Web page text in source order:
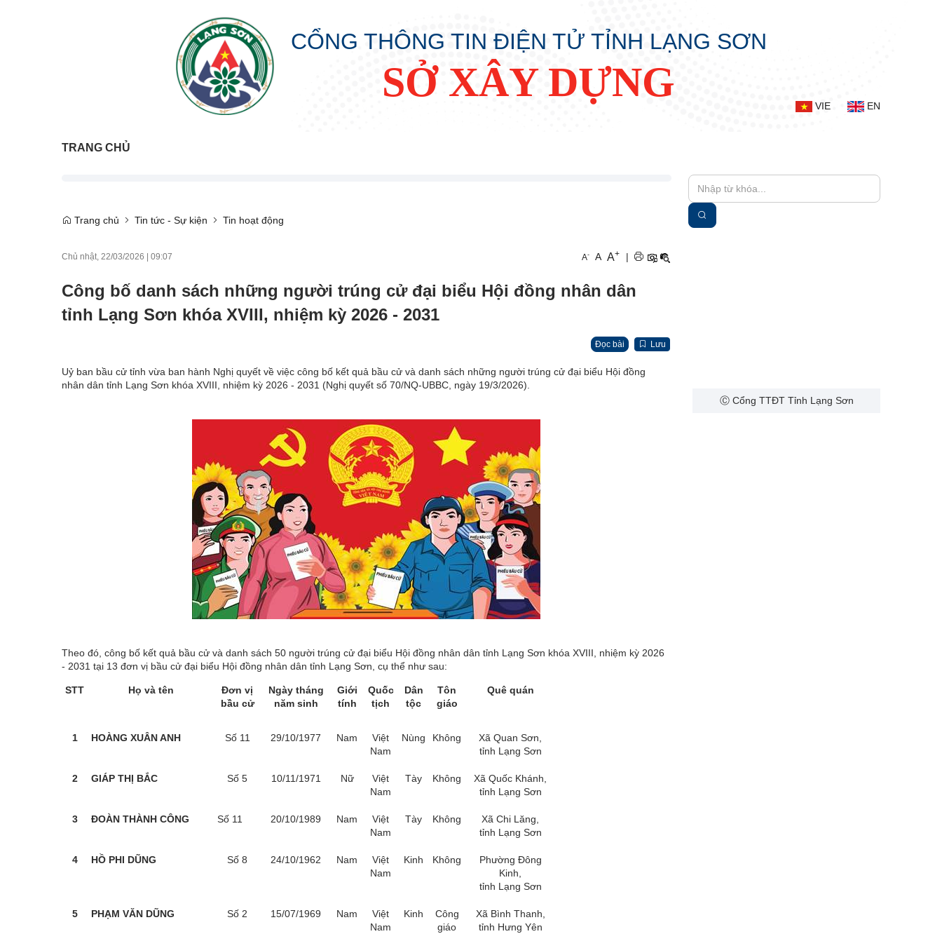
CỔNG THÔNG TIN ĐIỆN TỬ TỈNH LẠNG SƠN
SỞ XÂY DỰNG
VIE EN
TRANG CHỦ
Trang chủ Tin tức - Sự kiện Tin hoạt động
Chủ nhật, 22/03/2026 | 09:07 A- A A+ |
Công bố danh sách những người trúng cử đại biểu Hội đồng nhân dân
tỉnh Lạng Sơn khóa XVIII, nhiệm kỳ 2026 - 2031
Đọc bài Lưu
Uỷ ban bầu cử tỉnh vừa ban hành Nghị quyết về việc công bố kết quả bầu cử và danh sách những người trúng cử đại biểu Hội đồng
nhân dân tỉnh Lạng Sơn khóa XVIII, nhiệm kỳ 2026 - 2031 (Nghị quyết số 70/NQ-UBBC, ngày 19/3/2026).
Theo đó, công bố kết quả bầu cử và danh sách 50 người trúng cử đại biểu Hội đồng nhân dân tỉnh Lạng Sơn khóa XVIII, nhiệm kỳ 2026
- 2031 tại 13 đơn vị bầu cử đại biểu Hội đồng nhân dân tỉnh Lạng Sơn, cụ thể như sau:
STT Họ và tên
Đơn vị
bầu cử
Ngày tháng
năm sinh
Giới
tính
Quốc
tịch
Dân
tộc
Tôn
giáo
Quê quán
1 HOÀNG XUÂN ANH Số 11 29/10/1977 Nam
Việt
Nam
Nùng Không
Xã Quan Sơn,
tỉnh Lạng Sơn
2 GIÁP THỊ BẮC Số 5 10/11/1971 Nữ
Việt
Nam
Tày Không
Xã Quốc Khánh,
tỉnh Lạng Sơn
3 ĐOÀN THÀNH CÔNG Số 11 20/10/1989 Nam
Việt
Nam
Tày Không
Xã Chi Lăng,
tỉnh Lạng Sơn
4 HỒ PHI DŨNG Số 8 24/10/1962 Nam
Việt
Nam
Kinh Không
Phường Đông
Kinh,
tỉnh Lạng Sơn
5 PHẠM VĂN DŨNG Số 2 15/07/1969 Nam
Việt
Nam
Kinh
Công
giáo
Xã Bình Thanh,
tỉnh Hưng Yên
Ⓒ Cổng TTĐT Tỉnh Lạng Sơn